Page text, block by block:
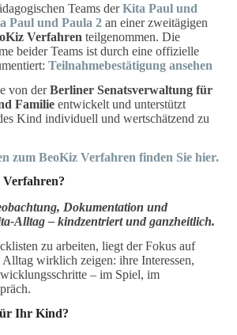
Teams derKita Paul und
Paul und Paula 2 an einer zweitägigen
Verfahren teilgenommen. Die
beider Teams ist durch eine offizielle
Teilnahmebestätigung ansehen
von derBerliner Senatsverwaltung für
Familie entwickelt und unterstützt
Kind individuell und wertschätzend zu
zum BeoKiz Verfahren finden Sie hier.
Verfahren?
Dokumentation und
Alltag – kindzentriert und ganzheitlich.
zu arbeiten, liegt der Fokus auf
wirklich zeigen: ihre Interessen,
– im Spiel, im
Ihr Kind?